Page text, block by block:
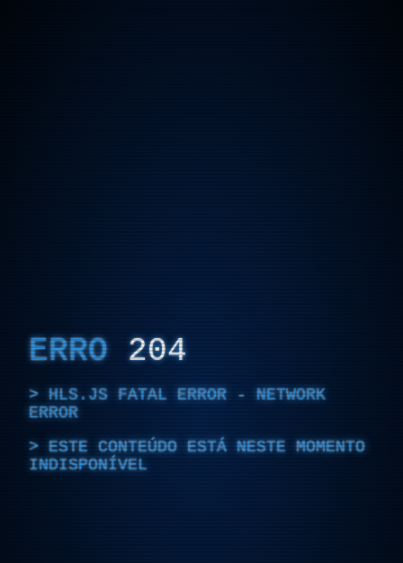
ERRO 204
HLS.JS FATAL ERROR - NETWORK
ERROR
ESTE CONTEÚDO ESTÁ NESTE MOMENTO
INDISPONÍVEL